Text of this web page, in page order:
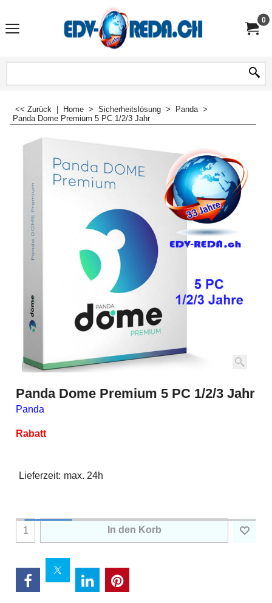
0
<< Zurück Home > Sicherheitslösung > Panda>
Panda Dome Premium 5 PC 1/2/3 Jahr
Panda Dome Premium 5 PC 1/2/3 Jahr
Panda
Rabatt
Lieferzeit: max. 24h
In den Korb